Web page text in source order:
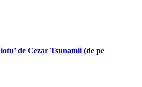
de Cezar Tsunamii (de pe